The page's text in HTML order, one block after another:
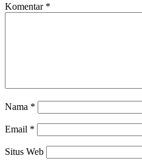
Komentar *
Nama *
Email *
Situs Web